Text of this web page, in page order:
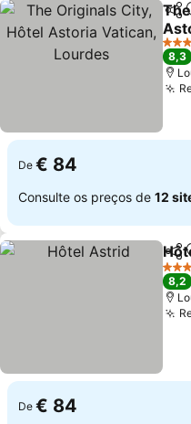
Ver
3
8,3
De € 84
Consulte os preços de 12
4
8,2
De € 84